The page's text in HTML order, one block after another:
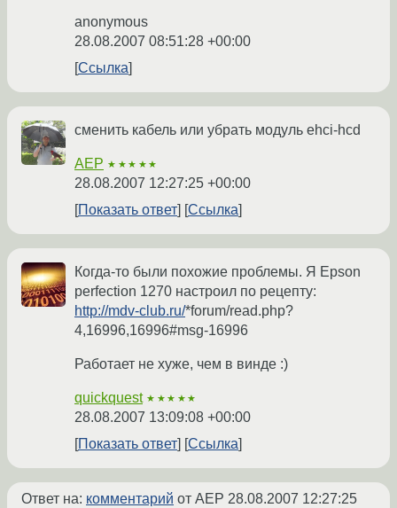
anonymous
28.08.2007 08:51:28 +00:00
Ссылка
сменить кабель или убрать модуль ehci-hcd
AEP ★★★★★
28.08.2007 12:27:25 +00:00
Показать ответ
Ссылка
Когда-то были похожие проблемы. Я Epson
perfection 1270 настроил по рецепту:
http://mdv-club.ru/*forum/read.php?
4,16996,16996#msg-16996
Работает не хуже, чем в винде :)
quickquest ★★★★★
28.08.2007 13:09:08 +00:00
Показать ответ
Ссылка
Ответ на: комментарий от AEP 28.08.2007 12:27:25